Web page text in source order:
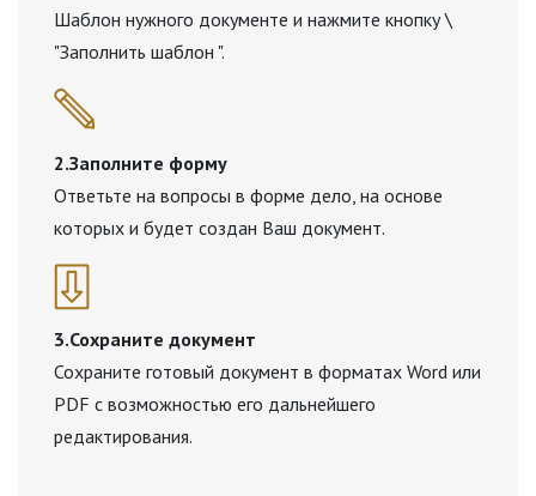
Шаблон нужного документе и нажмите кнопку \
"Заполнить шаблон ".
2.Заполните форму
Ответьте на вопросы в форме дело, на основе
которых и будет создан Ваш документ.
3.Сохраните документ
Сохраните готовый документ в форматах Word или
PDF с возможностью его дальнейшего
редактирования.